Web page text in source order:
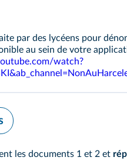
par des lycéens pour
au sein de votre
watch?
les documents 1 et 2 et